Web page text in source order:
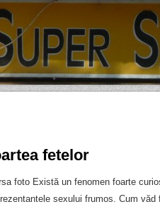
fetelor
foto Există un fenomen foarte
sexului frumos. Cum